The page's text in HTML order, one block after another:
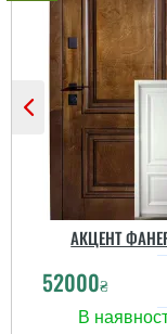
читати всі
АКЦЕНТ
52000₴